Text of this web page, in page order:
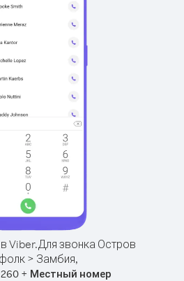
Viber.Для звонка Остров
> Замбия,
260 + Местный номер